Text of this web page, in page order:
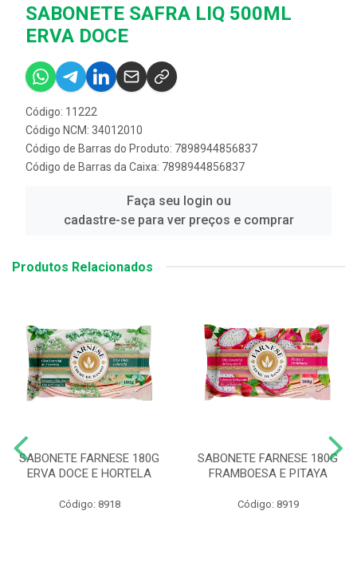
SABONETE SAFRA LIQ 500ML
ERVA DOCE
Código: 11222
Código NCM: 34012010
Código de Barras do Produto: 7898944856837
Código de Barras da Caixa: 7898944856837
Faça seu login ou
cadastre-se para ver preços e comprar
Produtos Relacionados
SABONETE FARNESE 180G
ERVA DOCE E HORTELA
Código: 8918
SABONETE FARNESE 180G
FRAMBOESA E PITAYA
Código: 8919